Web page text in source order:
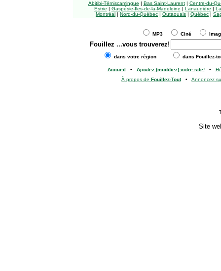
Abitibi-Témiscamingue | Bas Saint-Laurent| Centre-du-
Estrie | Gaspésie-Îles-de-la-Madeleine | Lanaudière |
Montréal | Nord-du-Québec | Outaouais | Québec |
MP3 Ciné
Fouillez ...vous trouverez!
dans votre région dans Fouillez-
Accueil • Ajoutez (modifiez) votre site!•
À propos de Fouillez-Tout• Annoncez
Site